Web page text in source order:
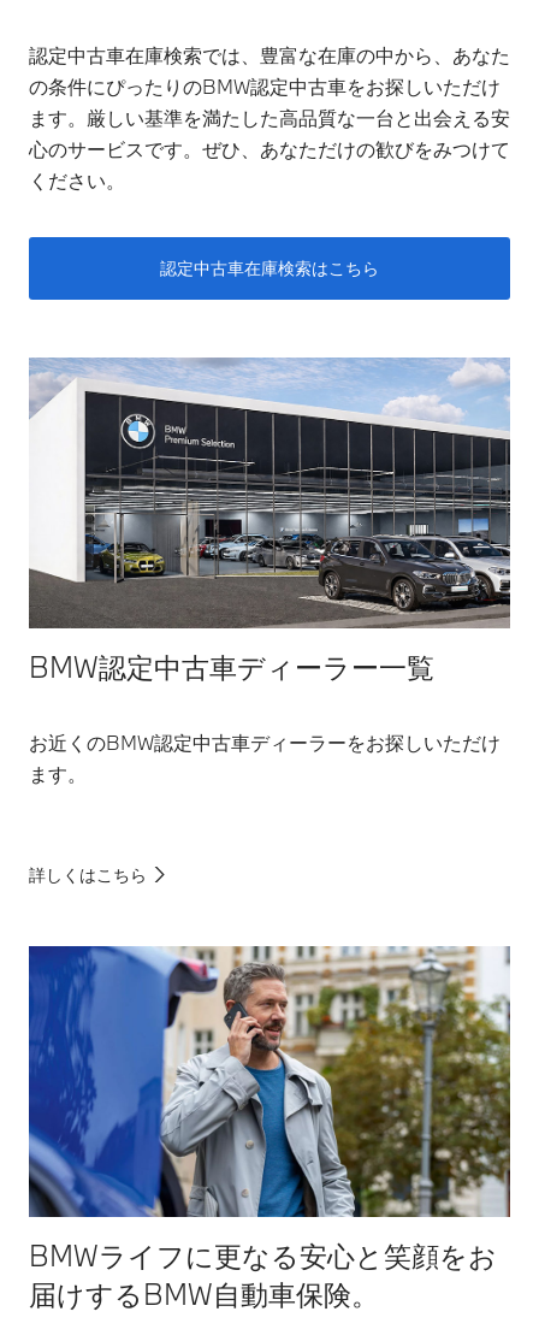
認定中古車在庫検索では、豊富な在庫の中から、あなた
の条件にぴったりのBMW認定中古車をお探しいただけ
ます。厳しい基準を満たした高品質な一台と出会える安
心のサービスです。ぜひ、あなただけの歓びをみつけて
ください。
認定中古車在庫検索はこちら
BMW認定中古車ディーラー一覧
お近くのBMW認定中古車ディーラーをお探しいただけ
ます。
詳しくはこちら
BMWライフに更なる安心と笑顔をお
届けするBMW自動車保険。